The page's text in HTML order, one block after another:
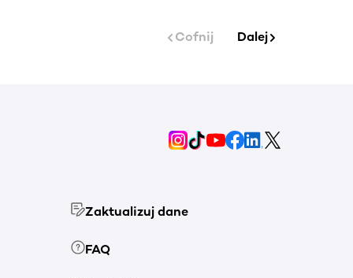
Cofnij Dalej
Zaktualizuj dane
FAQ